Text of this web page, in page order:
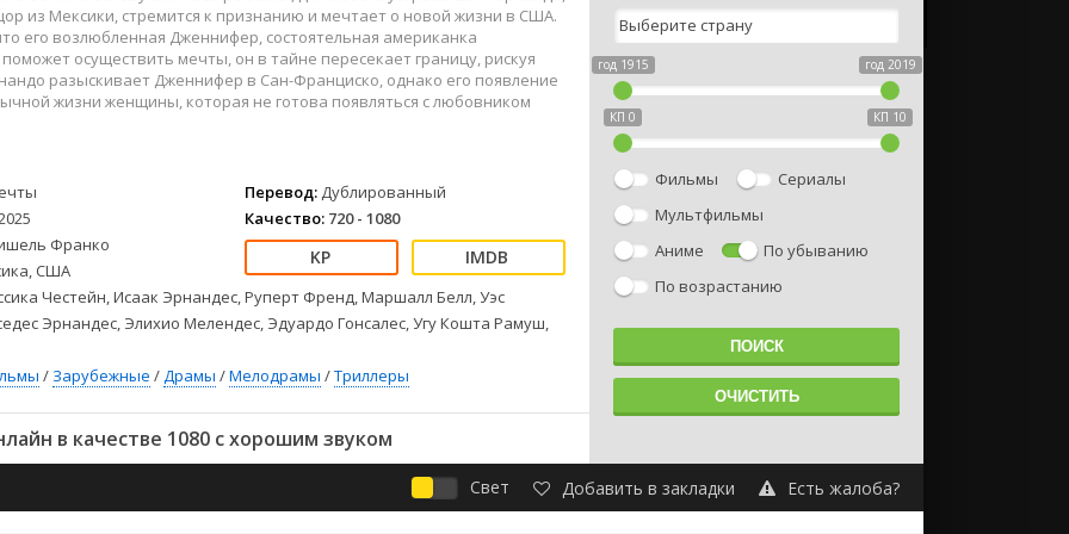
Детские
Драмы
Комедии
Спорт
Триллеры
Ужасы
2022
2021
Зарубежные
Фильмы из соцетей
из Мексики, стремится к признанию и мечтает о новой жизни в США.
его возлюбленная Дженнифер, состоятельная американка
осуществить мечты, он в тайне пересекает границу, рискуя
разыскивает Дженнифер в Сан-Франциско, однако его появление
жизни женщины, которая не готова появляться с любовником
Франко
США
Перевод: Дублированный
Качество: 720 - 1080
Честейн, Исаак Эрнандес, Руперт Френд, Маршалл Белл, Уэс
Эрнандес, Элихио Мелендес, Эдуардо Гонсалес, Угу Кошта Рамуш,
/ Зарубежные /Драмы /Мелодрамы /Триллеры
в качестве 1080 с хорошим звуком
год 1915 год 2019
КП 0 КП 10
Фильмы
Сериалы
Мультфильмы
Аниме
По убыванию
По возрастанию
Свет Добавить в закладки Есть жалоба?